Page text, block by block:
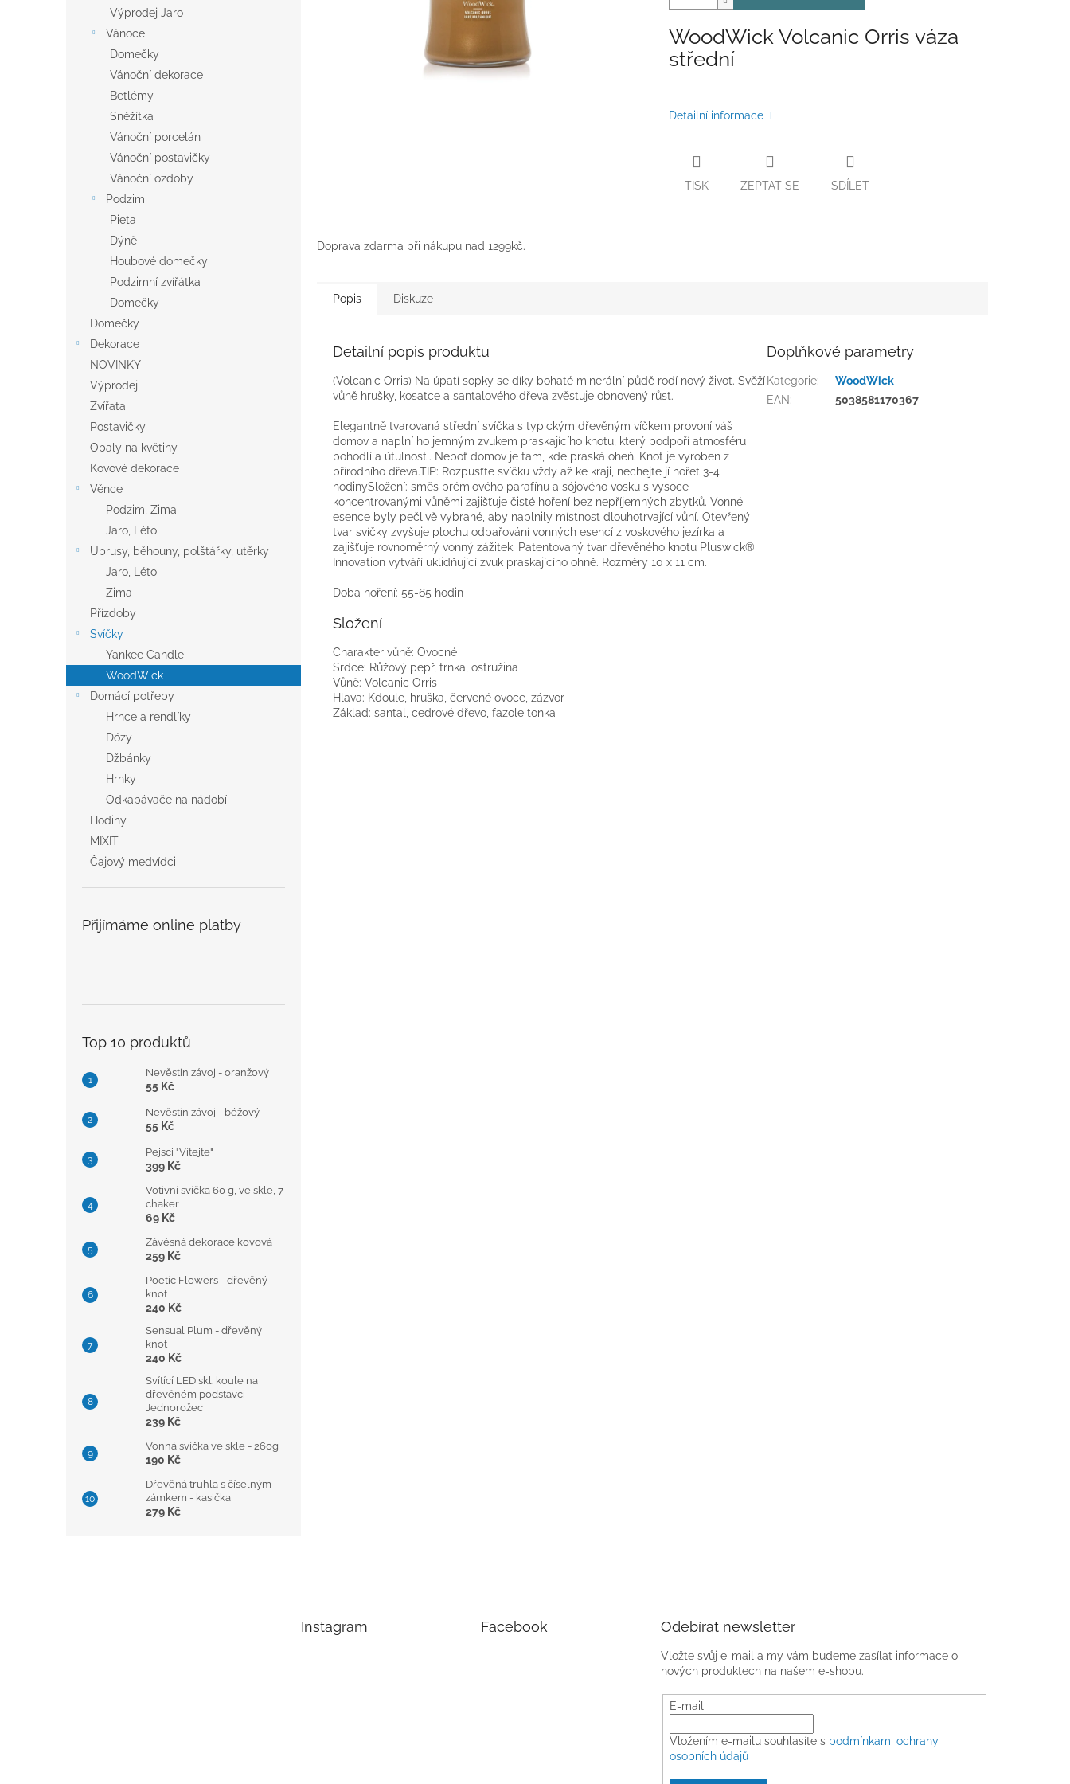
Výprodej Jaro
Vánoce
Domečky
Vánoční dekorace
Betlémy
Sněžítka
Vánoční porcelán
Vánoční postavičky
Vánoční ozdoby
Podzim
Pieta
Dýně
Houbové domečky
Podzimní zvířátka
Domečky
Domečky
Dekorace
NOVINKY
Výprodej
Zvířata
Postavičky
Obaly na květiny
Kovové dekorace
Věnce
Podzim, Zima
Jaro, Léto
Ubrusy, běhouny, polštářky, utěrky
Jaro, Léto
Zima
Přízdoby
Svíčky
Yankee Candle
WoodWick
Domácí potřeby
Hrnce a rendlíky
Dózy
Džbánky
Hrnky
Odkapávače na nádobí
Hodiny
MIXIT
Čajový medvídci
Přijímáme online platby
Top 10 produktů
Nevěstin závoj - oranžový
55 Kč
Nevěstin závoj - béžový
55 Kč
Pejsci "Vítejte"
399 Kč
Votivní svíčka 60 g, ve skle, 7
chaker
69 Kč
Závěsná dekorace kovová
259 Kč
Poetic Flowers - dřevěný
knot
240 Kč
Sensual Plum - dřevěný
knot
240 Kč
Svítící LED skl. koule na
dřevěném podstavci -
Jednorožec
239 Kč
Vonná svíčka ve skle - 260g
190 Kč
Dřevěná truhla s číselným
zámkem - kasička
279 Kč
WoodWick Volcanic Orris váza
střední
Detailní informace
TISK ZEPTAT SE SDÍLET
Doprava zdarma při nákupu nad 1299kč.
Popis Diskuze
Detailní popis produktu
(Volcanic Orris) Na úpatí sopky se díky bohaté minerální půdě rodí nový život. Svěží
vůně hrušky, kosatce a santalového dřeva zvěstuje obnovený růst.
Elegantně tvarovaná střední svíčka s typickým dřevěným víčkem provoní váš
domov a naplní ho jemným zvukem praskajícího knotu, který podpoří atmosféru
pohodlí a útulnosti. Neboť domov je tam, kde praská oheň. Knot je vyroben z
přírodního dřeva.TIP: Rozpusťte svíčku vždy až ke kraji, nechejte jí hořet 3-4
hodinySložení: směs prémiového parafínu a sójového vosku s vysoce
koncentrovanými vůněmi zajišťuje čisté hoření bez nepříjemných zbytků. Vonné
esence byly pečlivě vybrané, aby naplnily místnost dlouhotrvající vůní. Otevřený
tvar svíčky zvyšuje plochu odpařování vonných esencí z voskového jezírka a
zajišťuje rovnoměrný vonný zážitek. Patentovaný tvar dřevěného knotu Pluswick®
Innovation vytváří uklidňující zvuk praskajícího ohně. Rozměry 10 x 11 cm.
Doba hoření: 55-65 hodin
Složení
Charakter vůně: Ovocné
Srdce: Růžový pepř, trnka, ostružina
Vůně: Volcanic Orris
Hlava: Kdoule, hruška, červené ovoce, zázvor
Základ: santal, cedrové dřevo, fazole tonka
Doplňkové parametry
Kategorie:
WoodWick
EAN: 5038581170367
Instagram Facebook Odebírat newsletter
Vložte svůj e-mail a my vám budeme zasílat informace o
nových produktech na našem e-shopu.
E-mail
Vložením e-mailu souhlasíte s podmínkami ochrany
osobních údajů